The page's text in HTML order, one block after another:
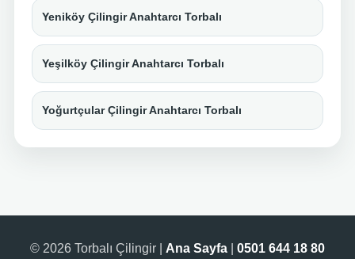
Yeniköy Çilingir Anahtarcı Torbalı
Yeşilköy Çilingir Anahtarcı Torbalı
Yoğurtçular Çilingir Anahtarcı Torbalı
© 2026 Torbalı Çilingir | Ana Sayfa 0501 644 18 80